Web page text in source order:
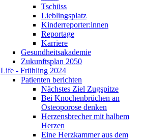
Tschüss
Lieblingsplatz
Kinderreporter:innen
Reportage
Karriere
Gesundheitsakademie
Zukunftsplan 2050
Life - Frühling 2024
Patienten berichten
Nächstes Ziel Zugspitze
Bei Knochenbrüchen an
Osteoporose denken
Herzensbrecher mit halbem
Herzen
Eine Herzkammer aus dem